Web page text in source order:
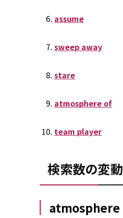
assume
sweep away
stare
atmosphere of
team player
検索数の変
atmosphere